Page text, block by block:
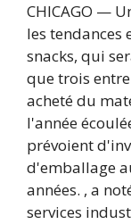
CHICAGO —
les tendances
snacks, qui
que trois
acheté du
l'année
prévoient
d'emballage
années. , a
services